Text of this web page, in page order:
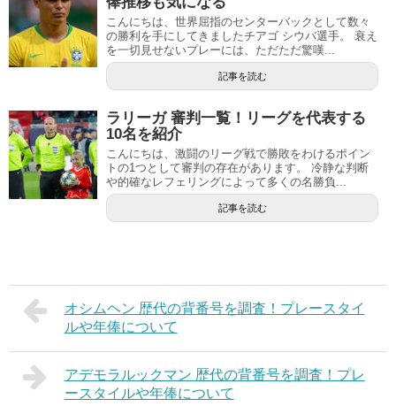
こんにちは、世界屈指のセンターバックとして数々
の勝利を手にしてきましたチアゴ シウバ選手。 衰え
を一切見せないプレーには、ただただ驚嘆...
記事を読む
ラリーガ 審判一覧！リーグを代表する
10名を紹介
こんにちは、激闘のリーグ戦で勝敗をわけるポイン
トの1つとして審判の存在があります。 冷静な判断
や的確なレフェリングによって多くの名勝負...
記事を読む
オシムヘン 歴代の背番号を調査！プレースタイ
ルや年俸について
アデモラルックマン 歴代の背番号を調査！プレ
ースタイルや年俸について